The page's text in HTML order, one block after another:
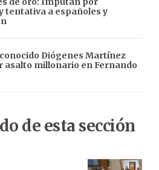
tentativa a españoles y
Diógenes Martínez
asalto millonario en Fernando
de esta sección